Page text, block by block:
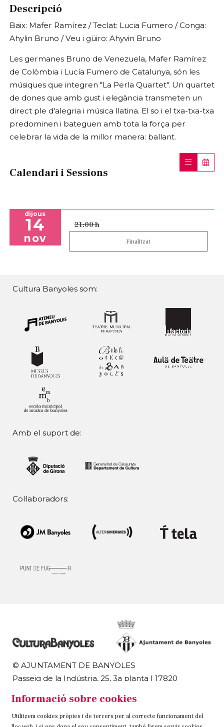
Descripció
Baix: Mafer Ramírez / Teclat: Lucia Fumero / Conga:
Ahylin Bruno / Veu i güiro: Ahyvin Bruno
Les germanes Bruno de Venezuela, Mafer Ramírez
de Colòmbia i Lucía Fumero de Catalunya, són les
músiques que integren "La Perla Quartet". Un quartet
de dones que amb gust i elegància transmeten un
direct ple d'alegria i música llatina. El so i el txa-txa-txa
predominen i bateguen amb tota la força per
celebrar la vida de la millor manera: ballant.
Calendari i Sessions
dijous
14
nov
21:00 h
Finalitzat
Cultura Banyoles som:
Amb el suport de:
Col·laboradors:
© AJUNTAMENT DE BANYOLES
Passeig de la Indústria, 25, 3a planta | 17820
972 58 18 48 | 972 57 00 50
Sitemap Avís Legal Ús de Cookies Contacteu
Informació sobre cookies
Utilitzem cookies pròpies i de tercers per al correcte funcionament del